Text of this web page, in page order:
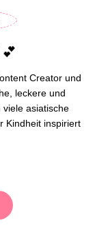
Creator und
leckere und
asiatische
Kindheit inspiriert